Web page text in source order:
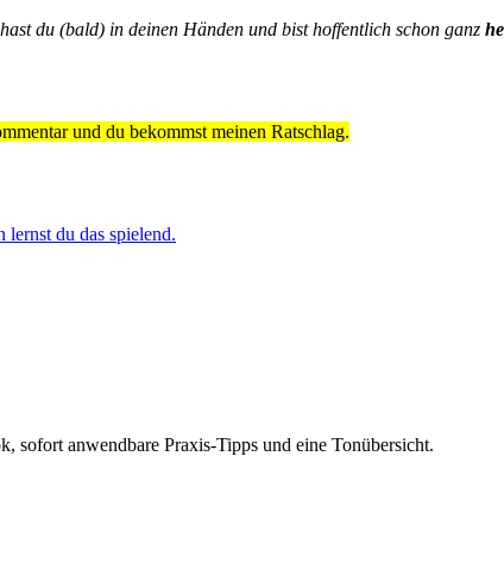
du (bald) in deinen Händen und bist hoffentlich schon ganz
und du bekommst meinen Ratschlag.
du das spielend.
sofort anwendbare Praxis-Tipps und eine Tonübersicht.